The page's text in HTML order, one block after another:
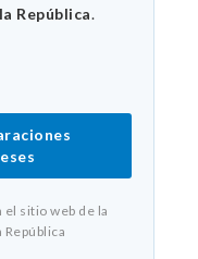
República.
el sitio web de la